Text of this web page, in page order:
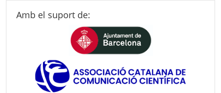
Amb el suport de: